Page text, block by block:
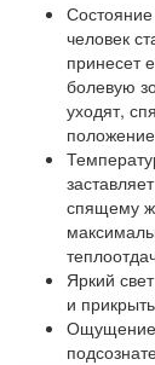
человек
принесет
болевую
уходят,
спящему
Яркий
и
Ощущение